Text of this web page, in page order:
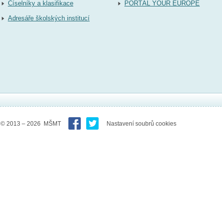
Číselníky a klasifikace
Adresáře školských institucí
PORTÁL YOUR EUROPE
© 2013 – 2026 MŠMT Nastavení soubrů cookies